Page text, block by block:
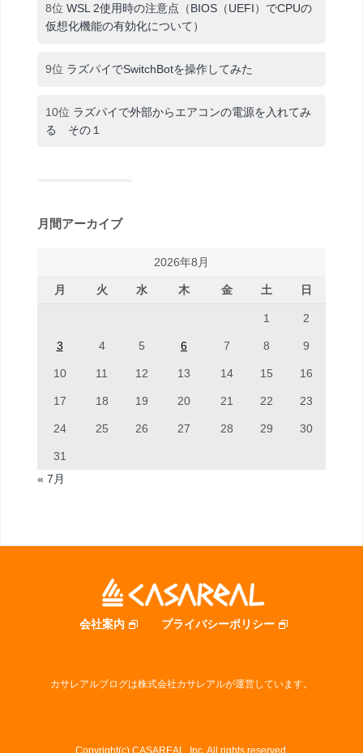
8位 WSL 2使用時の注意点（BIOS（UEFI）でCPUの
仮想化機能の有効化について）
9位 ラズパイでSwitchBotを操作してみた
10位 ラズパイで外部からエアコンの電源を入れてみ
る その１
月間アーカイブ
2026年8月
月 火 水 木 金 土 日
1 2
3 4 5 6 7 8 9
10 11 12 13 14 15 16
17 18 19 20 21 22 23
24 25 26 27 28 29 30
31
« 7月
会社案内 プライバシーポリシー
カサレアルブログは株式会社カサレアルが運営しています。
Copyright(c) CASAREAL, Inc. All rights reserved.